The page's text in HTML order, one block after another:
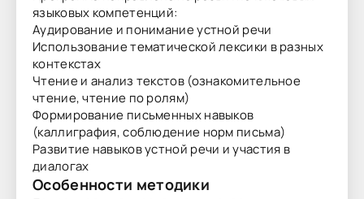
языковых компетенций:
Аудирование и понимание устной речи
Использование тематической лексики в разных
контекстах
Чтение и анализ текстов (ознакомительное
чтение, чтение по ролям)
Формирование письменных навыков
(каллиграфия, соблюдение норм письма)
Развитие навыков устной речи и участия в
диалогах
Особенности методики